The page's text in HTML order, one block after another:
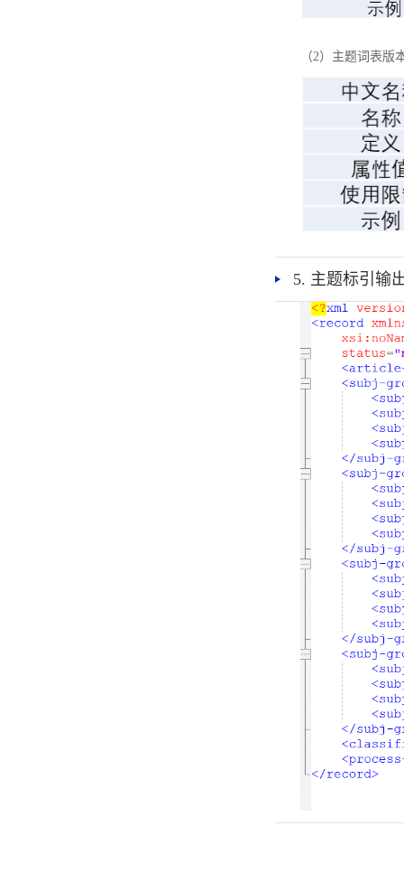
（2）主题词表版
5. 主题标引输